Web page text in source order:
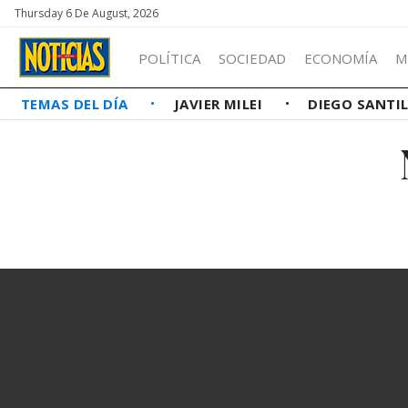
Thursday 6 De August, 2026
POLÍTICA SOCIEDAD ECONOMÍA
TEMAS DEL DÍA JAVIER MILEI DIEGO